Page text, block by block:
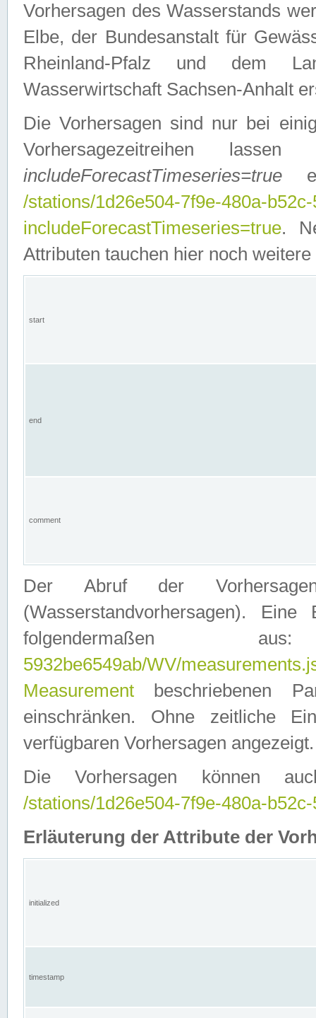
Vorhersagen des Wasserstands
Elbe, der Bundesanstalt für
Rheinland-Pfalz und dem
Wasserwirtschaft Sachsen-Anhalt
Die Vorhersagen sind nur bei
Vorhersagezeitreihen
includeForecastTimeseries=true
/stations/1d26e504-7f9e-480a-
includeForecastTimeseries=true.
Attributen tauchen hier noch weitere
start
end
comment
Der Abruf der
(Wasserstandvorhersagen).
folgendermaßen
5932be6549ab/WV/
Measurement beschriebenen
einschränken. Ohne zeitliche
verfügbaren Vorhersagen angezeigt.
Die Vorhersagen können
/stations/1d26e504-7f9e-480a-
Erläuterung der Attribute der
initialized
timestamp